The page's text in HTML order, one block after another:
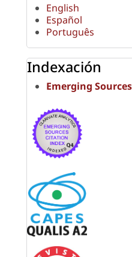
English
Español
Português
Indexación
Emerging